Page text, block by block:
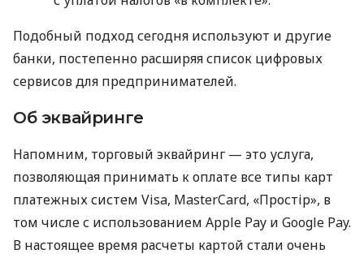
Подобный подход сегодня используют и другие
банки, постепенно расширяя список цифровых
сервисов для предпринимателей.
Об эквайринге
Напомним, торговый эквайринг — это услуга,
позволяющая принимать к оплате все типы карт
платежных систем Visa, MasterCard, «Простір», в
том числе с использованием Apple Pay и Google Pay.
В настоящее время расчеты картой стали очень